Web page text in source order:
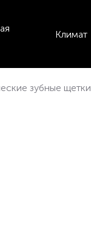
Климат
зубные щетки